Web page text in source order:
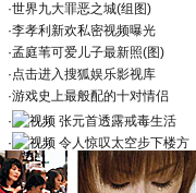
·世界九大罪恶之城(组图)
·李孝利新欢私密视频曝光
·孟庭苇可爱儿子最新照(图)
·点击进入搜狐娱乐影视库
·游戏史上最般配的十对情侣
·
张元首透露戒毒生活
·
令人惊叹太空步下楼方
式